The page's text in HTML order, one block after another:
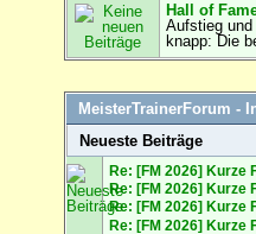
Hall of
Aufstieg
knapp: Die
MeisterTrainerForum -
Neueste Beiträge
Re: [FM 2026] Kurze
Re: [FM 2026] Kurze
Re: [FM 2026] Kurze
Re: [FM 2026] Kurze